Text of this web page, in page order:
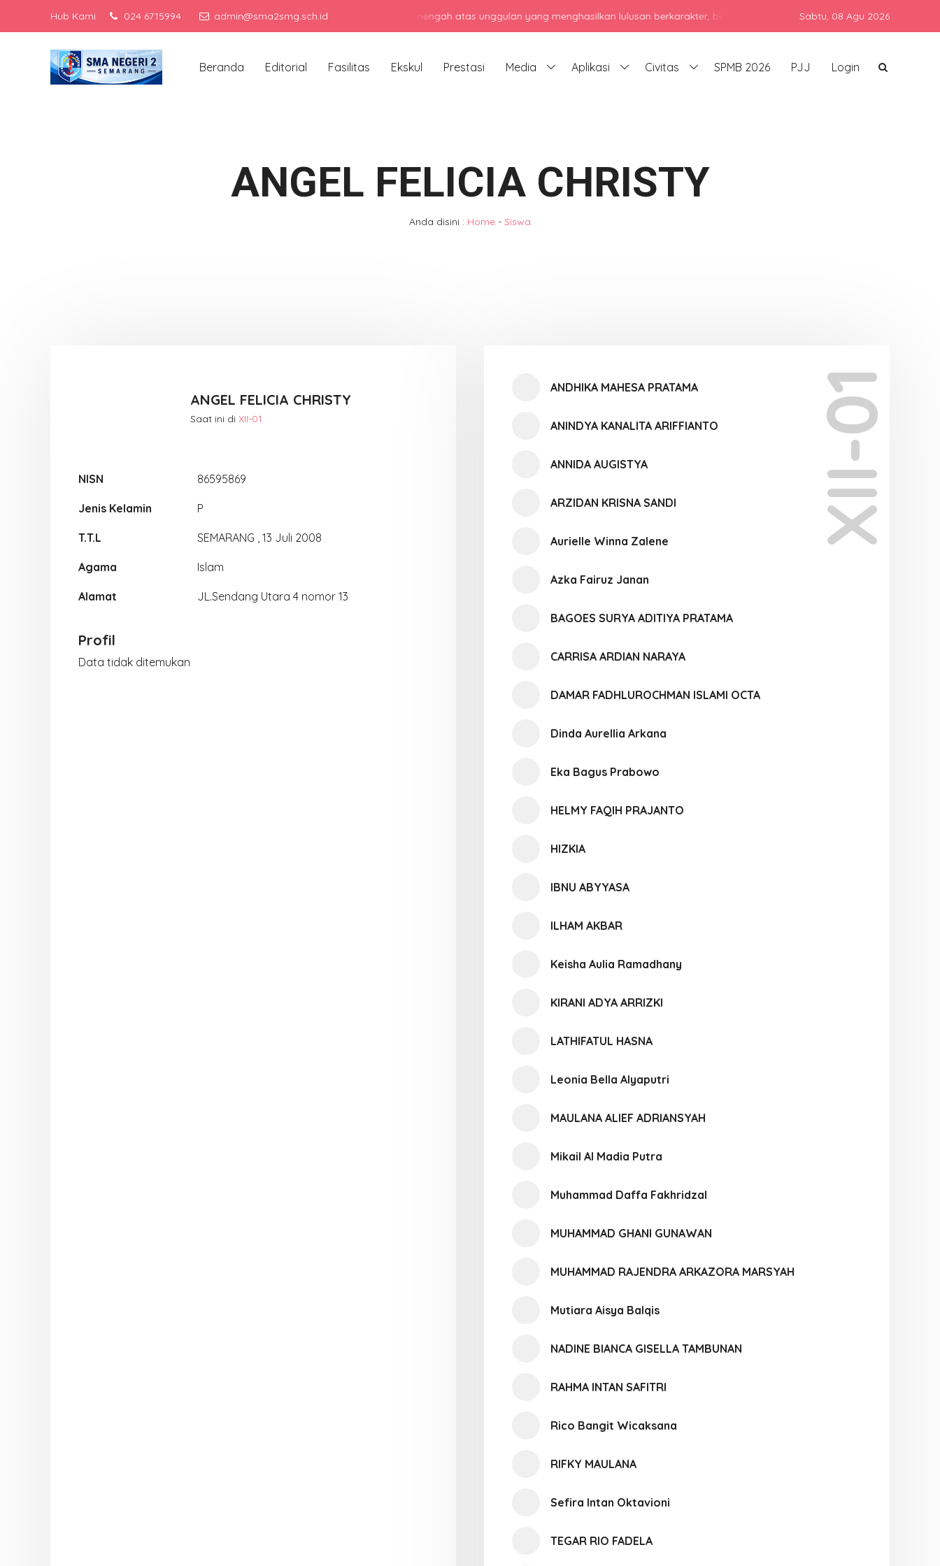
Hub Kami 024 6715994 admin@sma2smg.sch.idMenjadi sekolah menengah atas unggulan yang menghasilkan lulusan berkarakter, berprestasi, dan siap bersaing di era global dengan
Sabtu, 08 Agu 2026
Beranda Editorial Fasilitas Ekskul Prestasi Media Aplikasi Civitas SPMB 2026 PJJ Login
ANGEL FELICIA CHRISTY
Anda disini : Home - Siswa
ANGEL FELICIA CHRISTY
Saat ini di XII-01
NISN 86595869
Jenis Kelamin P
T.T.L SEMARANG , 13 Juli 2008
Agama Islam
Alamat JL.Sendang Utara 4 nomor 13
Profil
Data tidak ditemukan
XII-01
ANDHIKA MAHESA PRATAMA
ANINDYA KANALITA ARIFFIANTO
ANNIDA AUGISTYA
ARZIDAN KRISNA SANDI
Aurielle Winna Zalene
Azka Fairuz Janan
BAGOES SURYA ADITIYA PRATAMA
CARRISA ARDIAN NARAYA
DAMAR FADHLUROCHMAN ISLAMI OCTA
Dinda Aurellia Arkana
Eka Bagus Prabowo
HELMY FAQIH PRAJANTO
HIZKIA
IBNU ABYYASA
ILHAM AKBAR
Keisha Aulia Ramadhany
KIRANI ADYA ARRIZKI
LATHIFATUL HASNA
Leonia Bella Alyaputri
MAULANA ALIEF ADRIANSYAH
Mikail Al Madia Putra
Muhammad Daffa Fakhridzal
MUHAMMAD GHANI GUNAWAN
MUHAMMAD RAJENDRA ARKAZORA MARSYAH
Mutiara Aisya Balqis
NADINE BIANCA GISELLA TAMBUNAN
RAHMA INTAN SAFITRI
Rico Bangit Wicaksana
RIFKY MAULANA
Sefira Intan Oktavioni
TEGAR RIO FADELA